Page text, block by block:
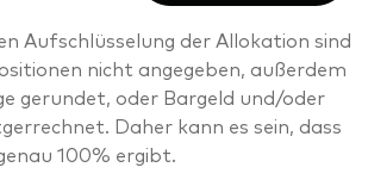
Aufschlüsselung der Allokation sind
nicht angegeben, außerdem
gerundet, oder Bargeld und/oder
Daher kann es sein, dass
100% ergibt.